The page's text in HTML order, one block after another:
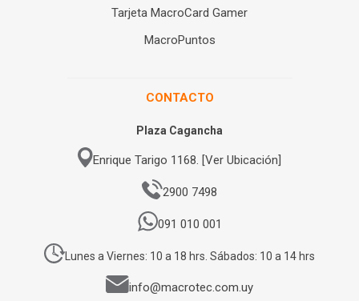
Tarjeta MacroCard Gamer
MacroPuntos
CONTACTO
Plaza Cagancha
Enrique Tarigo 1168. [Ver Ubicación]
2900 7498
091 010 001
Lunes a Viernes: 10 a 18 hrs. Sábados: 10 a 14 hrs
info@macrotec.com.uy